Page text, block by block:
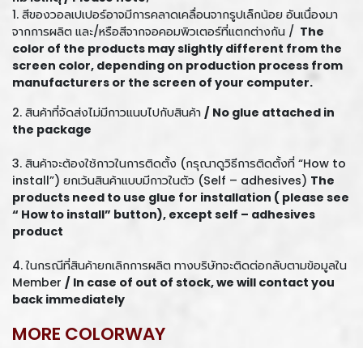
1. สีของวอลเปเปอร์อาจมีการคลาดเคลื่อนจากรูปเล็กน้อย อันเนื่องมา
จากการผลิต และ/หรือสีจากจอคอมพิวเตอร์ที่แตกต่างกัน / The
color of the products may slightly different from the
screen color, depending on production process from
manufacturers or the screen of your computer.
2. สินค้าที่จัดส่งไม่มีกาวแนบไปกับสินค้า / No glue attached in
the package
3. สินค้าจะต้องใช้กาวในการติดตั้ง (กรุณาดูวิธีการติดตั้งที่ “How to
install”) ยกเว้นสินค้าแบบมีกาวในตัว (Self – adhesives) The
products need to use glue for installation ( please see
“ How to install” button), except self – adhesives
product
4. ในกรณีที่สินค้ายกเลิกการผลิต ทางบริษัทจะติดต่อกลับตามข้อมูลใน
Member / In case of out of stock, we will contact you
back immediately
MORE COLORWAY